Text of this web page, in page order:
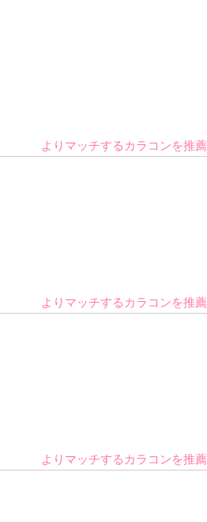
よりマッチするカラコンを推薦
よりマッチするカラコンを推薦
よりマッチするカラコンを推薦